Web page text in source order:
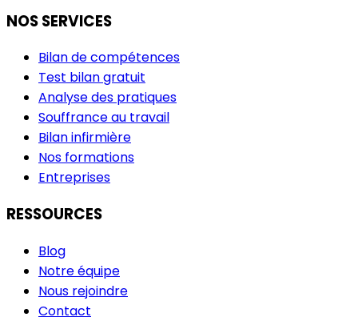
NOS SERVICES
Bilan de compétences
Test bilan gratuit
Analyse des pratiques
Souffrance au travail
Bilan infirmière
Nos formations
Entreprises
RESSOURCES
Blog
Notre équipe
Nous rejoindre
Contact